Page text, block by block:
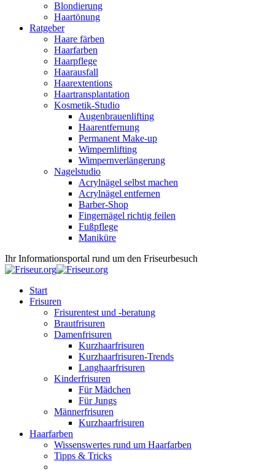
Blondierung
Haartönung
Ratgeber
Haare färben
Haarfarben
Haarpflege
Haarausfall
Haarextentions
Haartransplantation
Kosmetik-Studio
Augenbrauenlifting
Haarentfernung
Permanent Make-up
Wimpernlifting
Wimpernverlängerung
Nagelstudio
Acrylnägel selbst machen
Acrylnägel entfernen
Barber-Shop
Fingernägel richtig feilen
Fußpflege
Maniküre
Ihr Informationsportal rund um den Friseurbesuch
Start
Frisuren
Frisurentest und -beratung
Brautfrisuren
Damenfrisuren
Kurzhaarfrisuren
Kurzhaarfrisuren-Trends
Langhaarfrisuren
Kinderfrisuren
Für Mädchen
Für Jungs
Männerfrisuren
Kurzhaarfrisuren
Haarfarben
Wissenswertes rund um Haarfarben
Tipps & Tricks